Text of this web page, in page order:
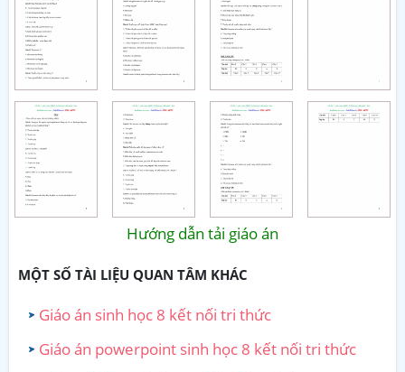
Hướng dẫn tải giáo án
MỘT SỐ TÀI LIỆU QUAN TÂM KHÁC
Giáo án sinh học 8 kết nối tri thức
Giáo án powerpoint sinh học 8 kết nối tri thức